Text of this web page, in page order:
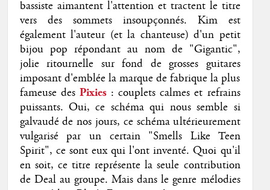
bassiste aimantent l'attention et tractent le titre
vers des sommets insoupçonnés. Kim est
également l'auteur (et la chanteuse) d'un petit
bijou pop répondant au nom de "Gigantic",
jolie ritournelle sur fond de grosses guitares
imposant d'emblée la marque de fabrique la plus
fameuse desPixies : couplets calmes et refrains
puissants. Oui, ce schéma qui nous semble si
galvaudé de nos jours, ce schéma ultérieurement
vulgarisé par un certain "Smells Like Teen
Spirit", ce sont eux qui l'ont inventé. Quoi qu'il
en soit, ce titre représente la seule contribution
de Deal au groupe. Mais dans le genre mélodies